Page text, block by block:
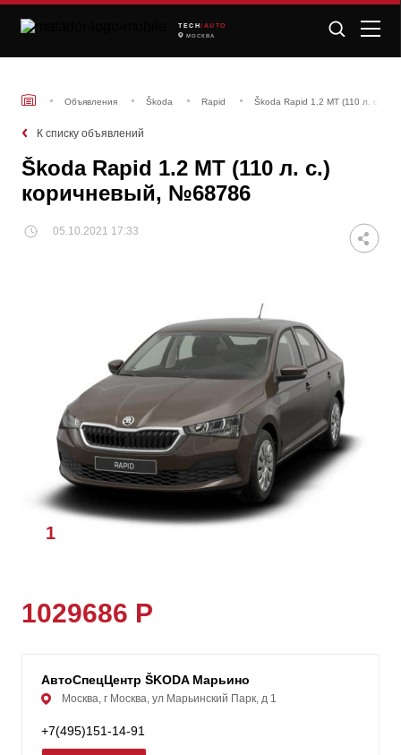
TECH /AUTO
МОСКВА
Объявления Škoda Rapid Škoda Rapid 1.2 MT (110 л. с.)
К списку объявлений
Škoda Rapid 1.2 MT (110 л. с.)
коричневый, №68786
05.10.2021 17:33
1
1029686 Р
АвтоСпецЦентр ŠKODA Марьино
Москва, г Москва, ул Марьинский Парк, д 1
+7(495)151-14-91